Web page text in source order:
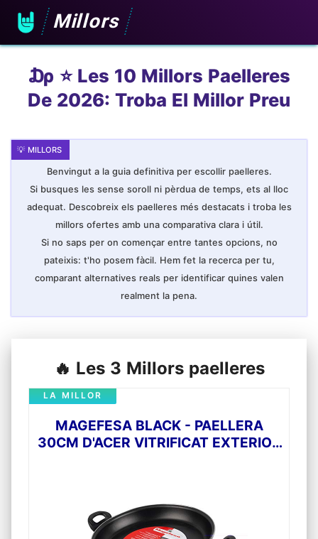
Millors
₯ ⭐️ Les 10 Millors Paelleres
De 2026: Troba El Millor Preu
Benvingut a la guia definitiva per escollir paelleres.
Si busques les sense soroll ni pèrdua de temps, ets al lloc
adequat. Descobreix els paelleres més destacats i troba les
millors ofertes amb una comparativa clara i útil.
Si no saps per on començar entre tantes opcions, no
pateixis: t'ho posem fàcil. Hem fet la recerca per tu,
comparant alternatives reals per identificar quines valen
realment la pena.
🔥 Les 3 Millors paelleres
MAGEFESA BLACK - PAELLERA
30CM D'ACER VITRIFICAT EXTERIOR
INDUCCIÓ. 50% D'ESTALVI
ENERGÈTIC.
LA MILLOR